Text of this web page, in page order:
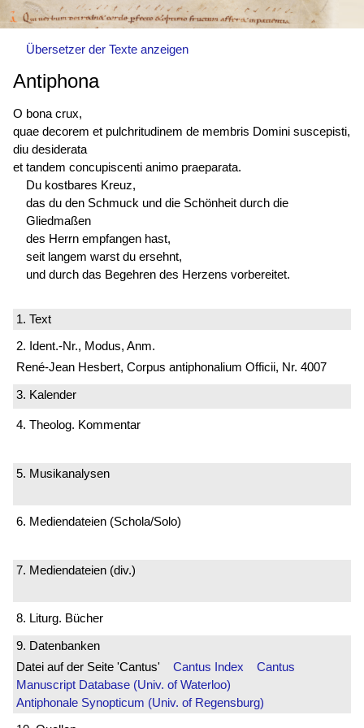
Übersetzer der Texte anzeigen
Antiphona
O bona crux,
quae decorem et pulchritudinem de membris Domini suscepisti,
diu desiderata
et tandem concupiscenti animo praeparata.
Du kostbares Kreuz,
das du den Schmuck und die Schönheit durch die
Gliedmaßen
des Herrn empfangen hast,
seit langem warst du ersehnt,
und durch das Begehren des Herzens vorbereitet.
1. Text
2. Ident.-Nr., Modus, Anm.
René-Jean Hesbert, Corpus antiphonalium Officii, Nr. 4007
3. Kalender
4. Theolog. Kommentar
5. Musikanalysen
6. Mediendateien (Schola/Solo)
7. Mediendateien (div.)
8. Liturg. Bücher
9. Datenbanken
Datei auf der Seite 'Cantus' Cantus Index
Cantus
Manuscript Database (Univ. of Waterloo)
Antiphonale Synopticum (Univ. of Regensburg)